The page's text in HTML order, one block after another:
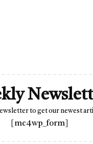
to get our newest
[mc4wp_form]